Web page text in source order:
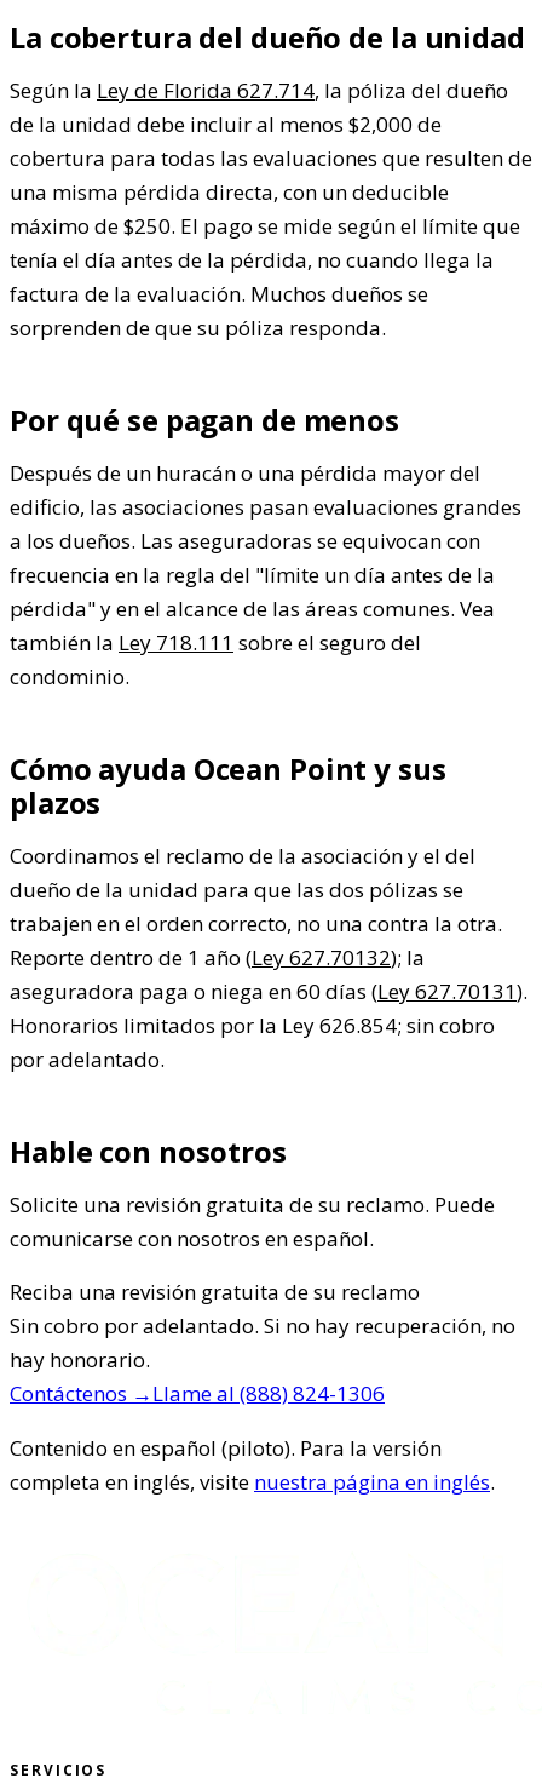
La cobertura del dueño de la unidad
Según la Ley de Florida 627.714, la póliza del dueño
de la unidad debe incluir al menos $2,000 de
cobertura para todas las evaluaciones que resulten de
una misma pérdida directa, con un deducible
máximo de $250. El pago se mide según el límite que
tenía el día antes de la pérdida, no cuando llega la
factura de la evaluación. Muchos dueños se
sorprenden de que su póliza responda.
Por qué se pagan de menos
Después de un huracán o una pérdida mayor del
edificio, las asociaciones pasan evaluaciones grandes
a los dueños. Las aseguradoras se equivocan con
frecuencia en la regla del "límite un día antes de la
pérdida" y en el alcance de las áreas comunes. Vea
también la Ley 718.111 sobre el seguro del
condominio.
Cómo ayuda Ocean Point y sus
plazos
Coordinamos el reclamo de la asociación y el del
dueño de la unidad para que las dos pólizas se
trabajen en el orden correcto, no una contra la otra.
Reporte dentro de 1 año (Ley 627.70132); la
aseguradora paga o niega en 60 días (Ley 627.70131).
Honorarios limitados por la Ley 626.854; sin cobro
por adelantado.
Hable con nosotros
Solicite una revisión gratuita de su reclamo. Puede
comunicarse con nosotros en español.
Reciba una revisión gratuita de su reclamo
Sin cobro por adelantado. Si no hay recuperación, no
hay honorario.
Contáctenos →Llame al (888) 824-1306
Contenido en español (piloto). Para la versión
completa en inglés, visite nuestra página en inglés.
SERVICIOS